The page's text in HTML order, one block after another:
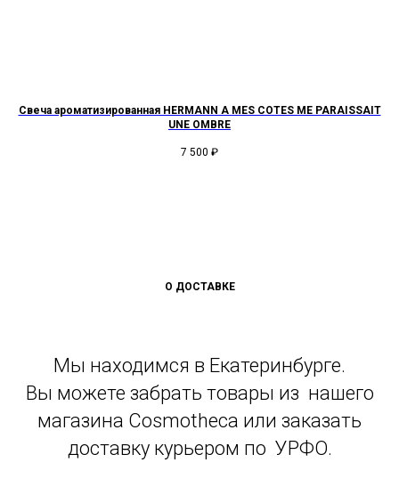
Свеча ароматизированная HERMANN A MES COTES ME PARAISSAIT
UNE OMBRE
7 500 ₽
О ДОСТАВКЕ
Мы находимся в Екатеринбурге.
Вы можете забрать товары из нашего
магазина Cosmotheca или заказать
доставку курьером по УРФО.